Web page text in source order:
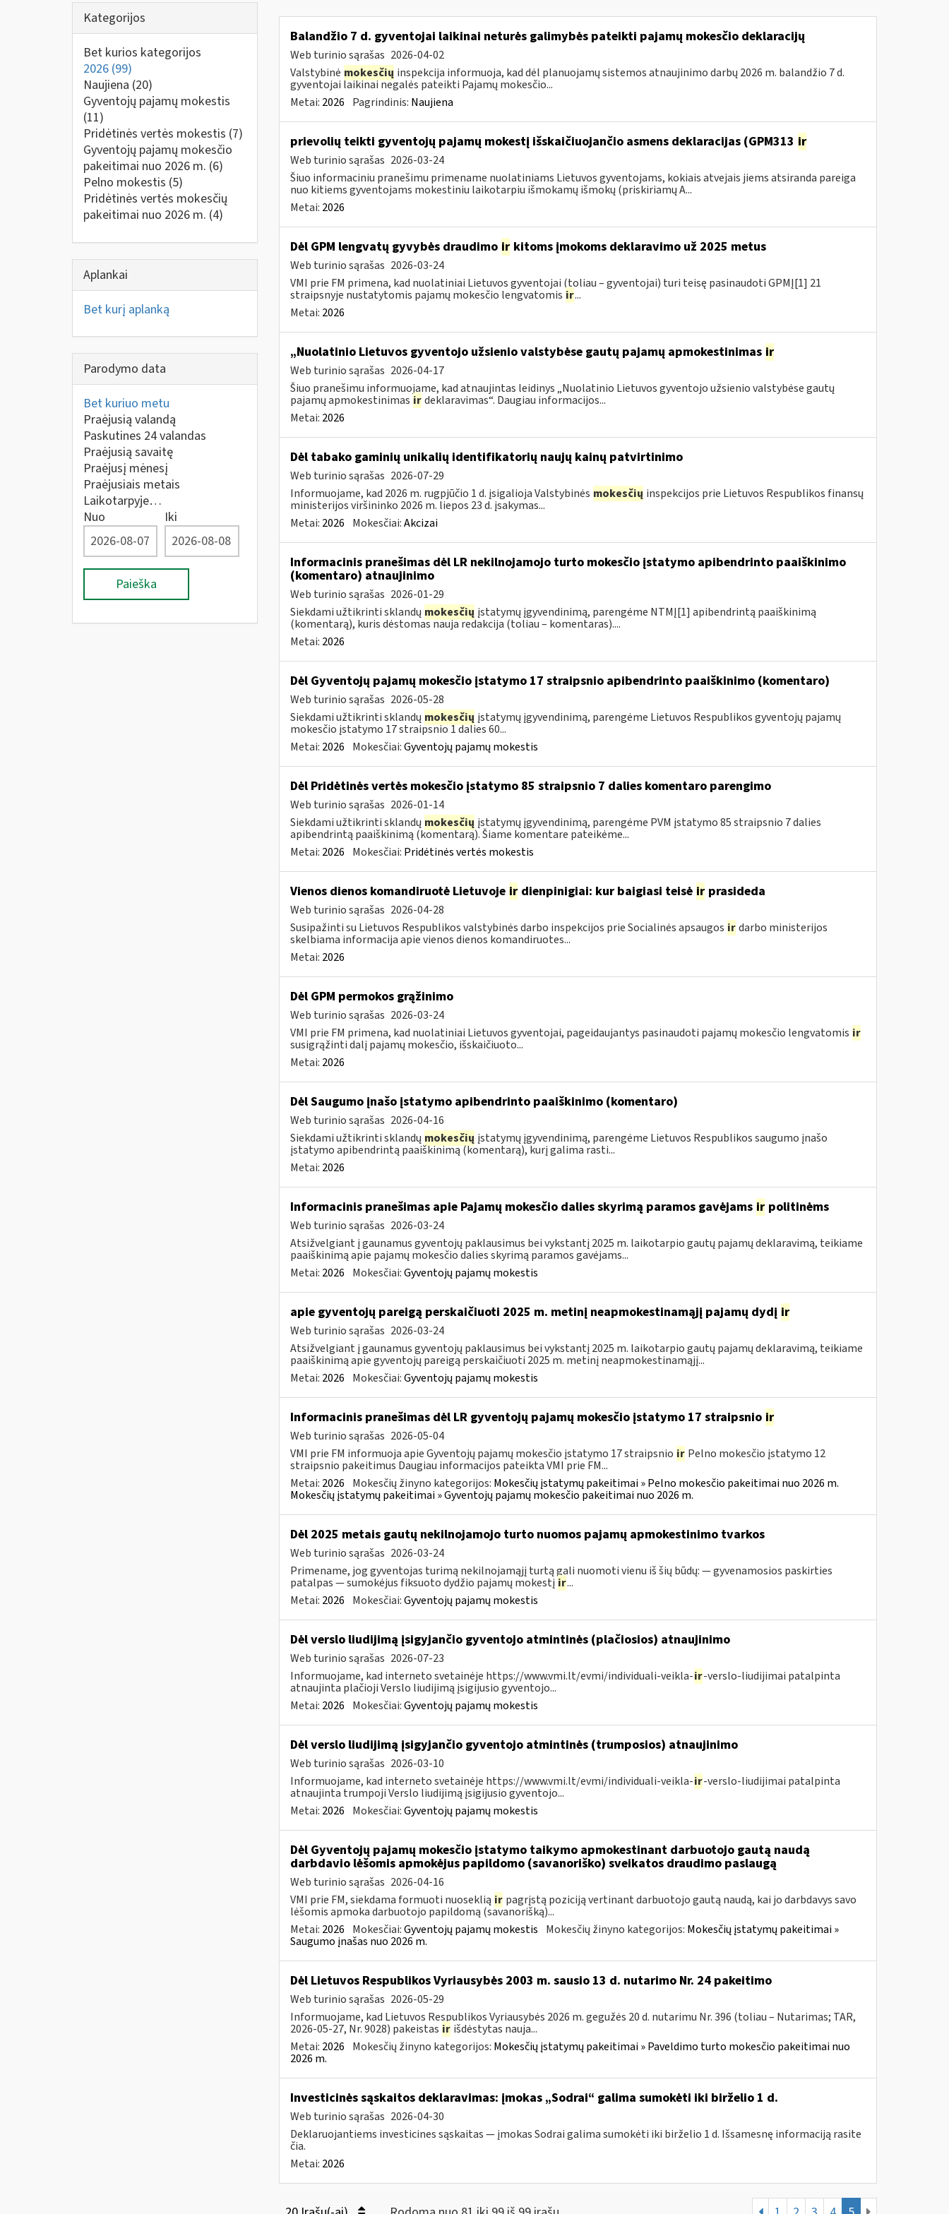
Kategorijos
Bet kurios kategorijos
2026 (99)
Naujiena (20)
Gyventojų pajamų mokestis
(11)
Pridėtinės vertės mokestis (7)
Gyventojų pajamų mokesčio
pakeitimai nuo 2026 m. (6)
Pelno mokestis (5)
Pridėtinės vertės mokesčių
pakeitimai nuo 2026 m. (4)
Aplankai
Bet kurį aplanką
Parodymo data
Bet kuriuo metu
Praėjusią valandą
Paskutines 24 valandas
Praėjusią savaitę
Praėjusį mėnesį
Praėjusiais metais
Laikotarpyje…
Nuo
Iki
Paieška
Balandžio 7 d. gyventojai laikinai neturės galimybės pateikti pajamų mokesčio deklaracijų
Web turinio sąrašas 2026-04-02
Valstybinė mokesčių inspekcija informuoja, kad dėl planuojamų sistemos atnaujinimo darbų 2026 m. balandžio 7 d.
gyventojai laikinai negalės pateikti Pajamų mokesčio...
Metai: 2026 Pagrindinis: Naujiena
prievolių teikti gyventojų pajamų mokestį išskaičiuojančio asmens deklaracijas (GPM313 ir
Web turinio sąrašas 2026-03-24
Šiuo informaciniu pranešimu primename nuolatiniams Lietuvos gyventojams, kokiais atvejais jiems atsiranda pareiga
nuo kitiems gyventojams mokestiniu laikotarpiu išmokamų išmokų (priskiriamų A...
Metai: 2026
Dėl GPM lengvatų gyvybės draudimo irkitoms įmokoms deklaravimo už 2025 metus
Web turinio sąrašas 2026-03-24
VMI prie FM primena, kad nuolatiniai Lietuvos gyventojai (toliau – gyventojai) turi teisę pasinaudoti GPMĮ[1] 21
straipsnyje nustatytomis pajamų mokesčio lengvatomis ir...
Metai: 2026
„Nuolatinio Lietuvos gyventojo užsienio valstybėse gautų pajamų apmokestinimas ir
Web turinio sąrašas 2026-04-17
Šiuo pranešimu informuojame, kad atnaujintas leidinys „Nuolatinio Lietuvos gyventojo užsienio valstybėse gautų
pajamų apmokestinimas ir deklaravimas“. Daugiau informacijos...
Metai: 2026
Dėl tabako gaminių unikalių identifikatorių naujų kainų patvirtinimo
Web turinio sąrašas 2026-07-29
Informuojame, kad 2026 m. rugpjūčio 1 d. įsigalioja Valstybinės mokesčių inspekcijos prie Lietuvos Respublikos finansų
ministerijos viršininko 2026 m. liepos 23 d. įsakymas...
Metai: 2026 Mokesčiai:Akcizai
Informacinis pranešimas dėl LR nekilnojamojo turto mokesčio įstatymo apibendrinto paaiškinimo
(komentaro) atnaujinimo
Web turinio sąrašas 2026-01-29
Siekdami užtikrinti sklandų mokesčių įstatymų įgyvendinimą, parengėme NTMĮ[1] apibendrintą paaiškinimą
(komentarą), kuris dėstomas nauja redakcija (toliau – komentaras)....
Metai: 2026
Dėl Gyventojų pajamų mokesčio įstatymo 17 straipsnio apibendrinto paaiškinimo (komentaro)
Web turinio sąrašas 2026-05-28
Siekdami užtikrinti sklandų mokesčių įstatymų įgyvendinimą, parengėme Lietuvos Respublikos gyventojų pajamų
mokesčio įstatymo 17 straipsnio 1 dalies 60...
Metai: 2026 Mokesčiai:Gyventojų pajamų mokestis
Dėl Pridėtinės vertės mokesčio įstatymo 85 straipsnio 7 dalies komentaro parengimo
Web turinio sąrašas 2026-01-14
Siekdami užtikrinti sklandų mokesčių įstatymų įgyvendinimą, parengėme PVM įstatymo 85 straipsnio 7 dalies
apibendrintą paaiškinimą (komentarą). Šiame komentare pateikėme...
Metai: 2026 Mokesčiai: Pridėtinės vertės mokestis
Vienos dienos komandiruotė Lietuvoje irdienpinigiai: kur baigiasi teisė irprasideda
Web turinio sąrašas 2026-04-28
Susipažinti su Lietuvos Respublikos valstybinės darbo inspekcijos prie Socialinės apsaugos ir darbo ministerijos
skelbiama informacija apie vienos dienos komandiruotes...
Metai: 2026
Dėl GPM permokos grąžinimo
Web turinio sąrašas 2026-03-24
VMI prie FM primena, kad nuolatiniai Lietuvos gyventojai, pageidaujantys pasinaudoti pajamų mokesčio lengvatomis ir
susigrąžinti dalį pajamų mokesčio, išskaičiuoto...
Metai: 2026
Dėl Saugumo įnašo įstatymo apibendrinto paaiškinimo (komentaro)
Web turinio sąrašas 2026-04-16
Siekdami užtikrinti sklandų mokesčių įstatymų įgyvendinimą, parengėme Lietuvos Respublikos saugumo įnašo
įstatymo apibendrintą paaiškinimą (komentarą), kurį galima rasti...
Metai: 2026
Informacinis pranešimas apie Pajamų mokesčio dalies skyrimą paramos gavėjams irpolitinėms
Web turinio sąrašas 2026-03-24
Atsižvelgiant į gaunamus gyventojų paklausimus bei vykstantį 2025 m. laikotarpio gautų pajamų deklaravimą, teikiame
paaiškinimą apie pajamų mokesčio dalies skyrimą paramos gavėjams...
Metai: 2026 Mokesčiai:Gyventojų pajamų mokestis
apie gyventojų pareigą perskaičiuoti 2025 m. metinį neapmokestinamąjį pajamų dydį ir
Web turinio sąrašas 2026-03-24
Atsižvelgiant į gaunamus gyventojų paklausimus bei vykstantį 2025 m. laikotarpio gautų pajamų deklaravimą, teikiame
paaiškinimą apie gyventojų pareigą perskaičiuoti 2025 m. metinį neapmokestinamąjį...
Metai: 2026 Mokesčiai:Gyventojų pajamų mokestis
Informacinis pranešimas dėl LR gyventojų pajamų mokesčio įstatymo 17 straipsnio ir
Web turinio sąrašas 2026-05-04
VMI prie FM informuoja apie Gyventojų pajamų mokesčio įstatymo 17 straipsnio ir Pelno mokesčio įstatymo 12
straipsnio pakeitimus Daugiau informacijos pateikta VMI prie FM...
Metai: 2026 Mokesčių žinyno kategorijos: Mokesčių įstatymų pakeitimai » Pelno mokesčio pakeitimai nuo 2026 m.
Mokesčių įstatymų pakeitimai » Gyventojų pajamų mokesčio pakeitimai nuo 2026 m.
Dėl 2025 metais gautų nekilnojamojo turto nuomos pajamų apmokestinimo tvarkos
Web turinio sąrašas 2026-03-24
Primename, jog gyventojas turimą nekilnojamąjį turtą gali nuomoti vienu iš šių būdų: — gyvenamosios paskirties
patalpas — sumokėjus fiksuoto dydžio pajamų mokestį ir...
Metai: 2026 Mokesčiai:Gyventojų pajamų mokestis
Dėl verslo liudijimą įsigyjančio gyventojo atmintinės (plačiosios) atnaujinimo
Web turinio sąrašas 2026-07-23
Informuojame, kad interneto svetainėje https://www.vmi.lt/evmi/individuali-veikla-ir-verslo-liudijimai patalpinta
atnaujinta plačioji Verslo liudijimą įsigijusio gyventojo...
Metai: 2026 Mokesčiai:Gyventojų pajamų mokestis
Dėl verslo liudijimą įsigyjančio gyventojo atmintinės (trumposios) atnaujinimo
Web turinio sąrašas 2026-03-10
Informuojame, kad interneto svetainėje https://www.vmi.lt/evmi/individuali-veikla-ir-verslo-liudijimai patalpinta
atnaujinta trumpoji Verslo liudijimą įsigijusio gyventojo...
Metai: 2026 Mokesčiai:Gyventojų pajamų mokestis
Dėl Gyventojų pajamų mokesčio įstatymo taikymo apmokestinant darbuotojo gautą naudą
darbdavio lėšomis apmokėjus papildomo (savanoriško) sveikatos draudimo paslaugą
Web turinio sąrašas 2026-04-16
VMI prie FM, siekdama formuoti nuoseklią ir pagrįstą poziciją vertinant darbuotojo gautą naudą, kai jo darbdavys savo
lėšomis apmoka darbuotojo papildomą (savanorišką)...
Metai: 2026 Mokesčiai:Gyventojų pajamų mokestis Mokesčių žinyno kategorijos: Mokesčių įstatymų pakeitimai »
Saugumo įnašas nuo 2026 m.
Dėl Lietuvos Respublikos Vyriausybės 2003 m. sausio 13 d. nutarimo Nr. 24 pakeitimo
Web turinio sąrašas 2026-05-29
Informuojame, kad Lietuvos Respublikos Vyriausybės 2026 m. gegužės 20 d. nutarimu Nr. 396 (toliau – Nutarimas; TAR,
2026-05-27, Nr. 9028) pakeistas ir išdėstytas nauja...
Metai: 2026 Mokesčių žinyno kategorijos: Mokesčių įstatymų pakeitimai » Paveldimo turto mokesčio pakeitimai nuo
2026 m.
Investicinės sąskaitos deklaravimas: įmokas „Sodrai“ galima sumokėti iki birželio 1 d.
Web turinio sąrašas 2026-04-30
Deklaruojantiems investicines sąskaitas — įmokas Sodrai galima sumokėti iki birželio 1 d. Išsamesnę informaciją rasite
čia.
Metai: 2026